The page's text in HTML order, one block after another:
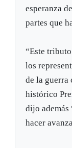
esperanza
partes que
“Este
los
de la
histórico
dijo además
hacer